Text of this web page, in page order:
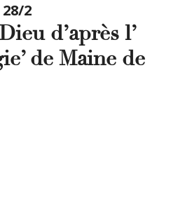
2
d’après l’
de Maine de